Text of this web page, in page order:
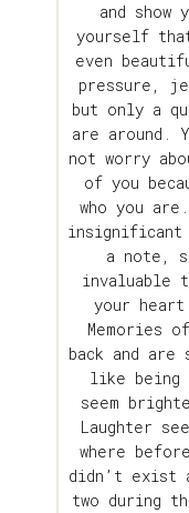
and show
yourself
even
pressure,
but only a
are around.
not worry
of you
who you
insignificant
a note,
invaluable
your
Memories
back and
like being
seem
Laughter
where
didn’t exist
two during